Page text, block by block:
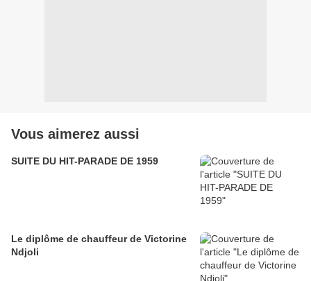
Vous aimerez aussi
SUITE DU HIT-PARADE DE 1959
Le diplôme de chauffeur de Victorine
Ndjoli